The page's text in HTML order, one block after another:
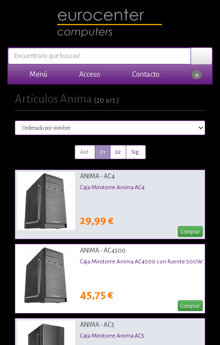
Menú Acceso Contacto 0
Artículos Anima (20 art.)
Ant. 01 02 Sig.
ANIMA - AC4
Caja Minitorre Anima AC4
29,99 €
Comprar
ANIMA - AC4500
Caja Minitorre Anima AC4500 con Fuente 500W
45,75 €
Comprar
ANIMA - AC5
Caja Minitorre Anima AC5